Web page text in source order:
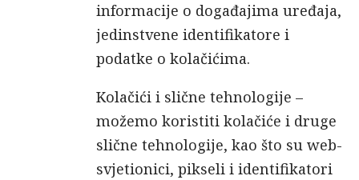
informacije o događajima uređaja,
jedinstvene identifikatore i
podatke o kolačićima.
Kolačići i slične tehnologije –
možemo koristiti kolačiće i druge
slične tehnologije, kao što su web-
svjetionici, pikseli i identifikatori